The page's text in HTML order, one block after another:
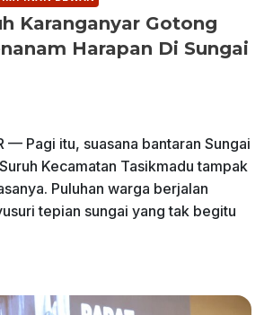
Karanganyar Gotong
Harapan Di Sungai
— Pagi itu, suasana bantaran Sungai
Kecamatan Tasikmadu tampak
Puluhan warga berjalan
tepian sungai yang tak begitu